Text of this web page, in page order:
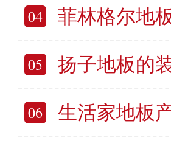
04 菲林格尔地板怎样
05 扬子地板的装
06 生活家地板产